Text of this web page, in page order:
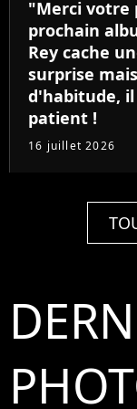
"Merci votre
prochain
Rey cache
surprise
d'habitude,
patient !
16 juillet 2026